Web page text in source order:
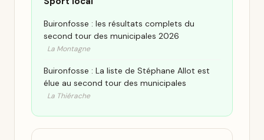
Buironfosse : les résultats complets du
second tour des municipales 2026
La Montagne
Buironfosse : La liste de Stéphane Allot est
élue au second tour des municipales
La Thiérache